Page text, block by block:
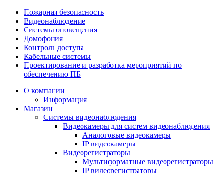
Пожарная безопасность
Видеонаблюдение
Системы оповещения
Домофония
Контроль доступа
Кабельные системы
Проектирование и разработка мероприятий по
обеспечению ПБ
О компании
Информация
Магазин
Системы видеонаблюдения
Видеокамеры для систем видеонаблюдения
Аналоговые видеокамеры
IP видеокамеры
Видеорегистраторы
Мультиформатные видеорегистраторы
IP видеорегистраторы